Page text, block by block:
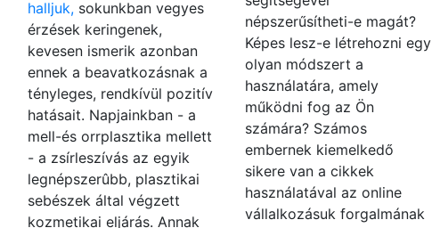
halljuk, sokunkban vegyes
érzések keringenek,
kevesen ismerik azonban
ennek a beavatkozásnak a
tényleges, rendkívül pozitív
hatásait. Napjainkban - a
mell-és orrplasztika mellett
- a zsírleszívás az egyik
legnépszerûbb, plasztikai
sebészek által végzett
kozmetikai eljárás. Annak
népszerűsítheti-e magát?
Képes lesz-e létrehozni egy
olyan módszert a
használatára, amely
működni fog az Ön
számára? Számos
embernek kiemelkedő
sikere van a cikkek
használatával az online
vállalkozásuk forgalmának